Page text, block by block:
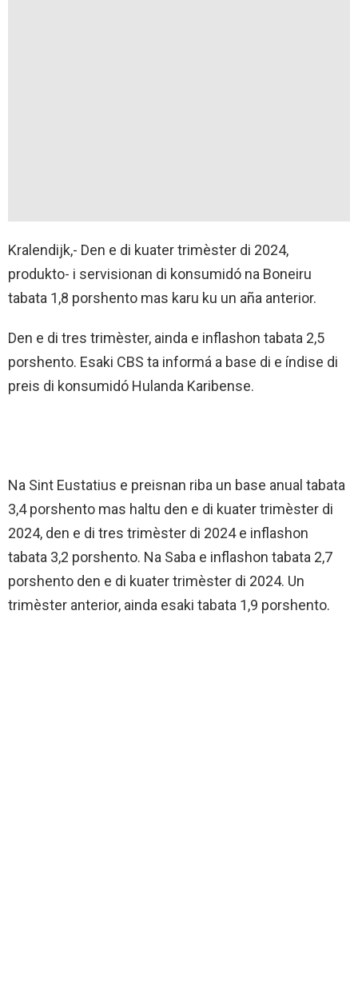
Kralendijk,- Den e di kuater trimèster di 2024,
produkto- i servisionan di konsumidó na Boneiru
tabata 1,8 porshento mas karu ku un aña anterior.
Den e di tres trimèster, ainda e inflashon tabata 2,5
porshento. Esaki CBS ta informá a base di e índise di
preis di konsumidó Hulanda Karibense.
Na Sint Eustatius e preisnan riba un base anual tabata
3,4 porshento mas haltu den e di kuater trimèster di
2024, den e di tres trimèster di 2024 e inflashon
tabata 3,2 porshento. Na Saba e inflashon tabata 2,7
porshento den e di kuater trimèster di 2024. Un
trimèster anterior, ainda esaki tabata 1,9 porshento.